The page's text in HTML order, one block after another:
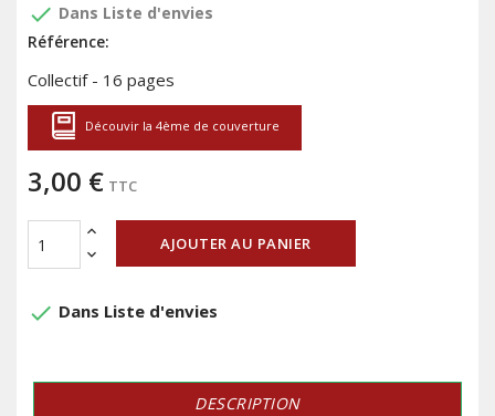
done Dans Liste d'envies
Référence:
Collectif - 16 pages
Découvir la 4ème de couverture
3,00 € TTC
AJOUTER AU PANIER
done Dans Liste d'envies
DESCRIPTION